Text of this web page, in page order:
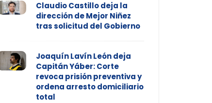
Claudio Castillo deja la
dirección de Mejor Niñez
tras solicitud del Gobierno
Joaquín Lavín León deja
Capitán Yáber: Corte
revoca prisión preventiva y
ordena arresto domiciliario
total